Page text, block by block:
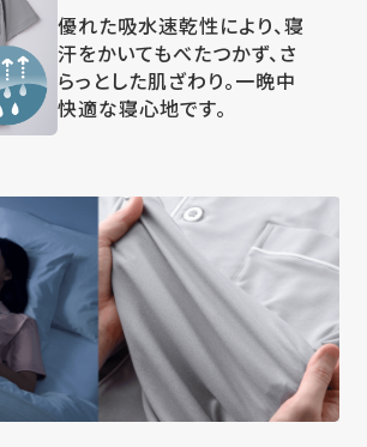
優れた吸水速乾性により、寝
汗をかいてもべたつかず、さ
らっとした肌ざわり。一晩中
快適な寝心地です。